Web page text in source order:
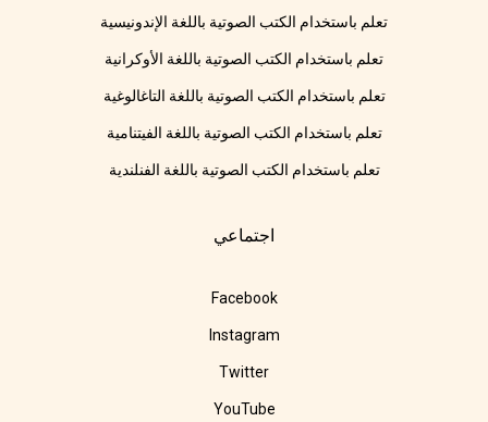
تعلم باستخدام الكتب الصوتية باللغة الإندونيسية
تعلم باستخدام الكتب الصوتية باللغة الأوكرانية
تعلم باستخدام الكتب الصوتية باللغة التاغالوغية
تعلم باستخدام الكتب الصوتية باللغة الفيتنامية
تعلم باستخدام الكتب الصوتية باللغة الفنلندية
اجتماعي
Facebook
Instagram
Twitter
YouTube